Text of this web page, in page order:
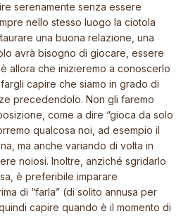
serenamente senza essere
nello stesso luogo la ciotola
una buona relazione, una
avrà bisogno di giocare, essere
allora che inizieremo a conoscerlo
capire che siamo in grado di
precedendolo. Non gli faremo
come a dire “gioca da solo
qualcosa noi, ad esempio il
ma anche variando di volta in
noiosi. Inoltre, anziché sgridarlo
è preferibile imparare
di “farla” (di solito annusa per
capire quando è il momento di